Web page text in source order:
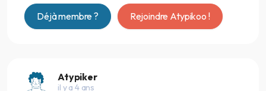
Déjà membre ? Rejoindre Atypikoo !
Atypiker
il y a 4 ans